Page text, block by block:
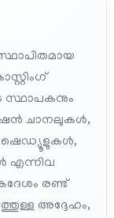
സ്ഥാപകനും
ചാനലുകൾ,
ഷെഡ്യൂളുകൾ,
എന്നിവ
രണ്ട്
അദ്ദേഹം,